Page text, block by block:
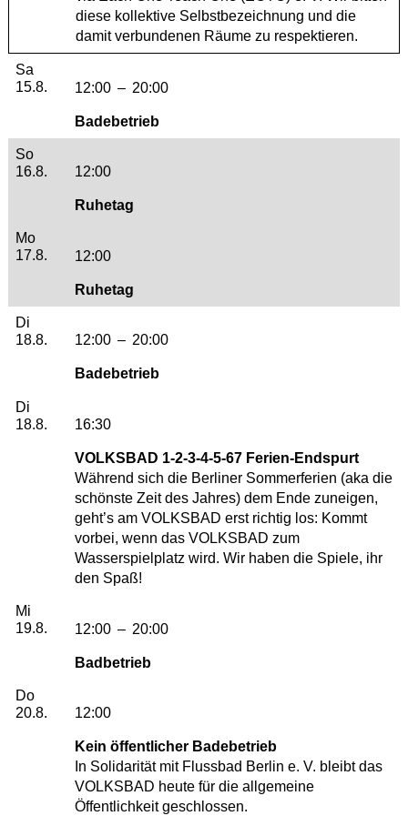
diese kollektive Selbstbezeichnung und die
damit verbundenen Räume zu respektieren.
Samstag, 15. August 2026
Sa
15.8.
12:00 – 20:00
Badebetrieb
Sonntag, 16. August 2026
So
16.8.
12:00
Ruhetag
Montag, 17. August 2026
Mo
17.8.
12:00
Ruhetag
Dienstag, 18. August 2026
Di
18.8.
12:00 – 20:00
Badebetrieb
Dienstag, 18. August 2026
Di
18.8.
16:30
VOLKSBAD 1-2-3-4-5-67 Ferien-Endspurt
Während sich die Berliner Sommerferien (aka die
schönste Zeit des Jahres) dem Ende zuneigen,
geht’s am VOLKSBAD erst richtig los: Kommt
vorbei, wenn das VOLKSBAD zum
Wasserspielplatz wird. Wir haben die Spiele, ihr
den Spaß!
Mittwoch, 19. August 2026
Mi
19.8.
12:00 – 20:00
Badbetrieb
Donnerstag, 20. August 2026
Do
20.8.
12:00
Kein öffentlicher Badebetrieb
In Solidarität mit Flussbad Berlin e. V. bleibt das
VOLKSBAD heute für die allgemeine
Öffentlichkeit geschlossen.